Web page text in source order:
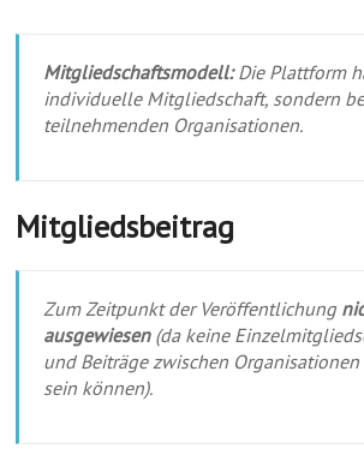
Mitgliedschaftsmodell:Die Plattform
individuelle Mitgliedschaft, sondern
teilnehmenden Organisationen.
Mitgliedsbeitrag
Zum Zeitpunkt der Veröffentlichung
ausgewiesen(da keine
und Beiträge zwischen
sein können).